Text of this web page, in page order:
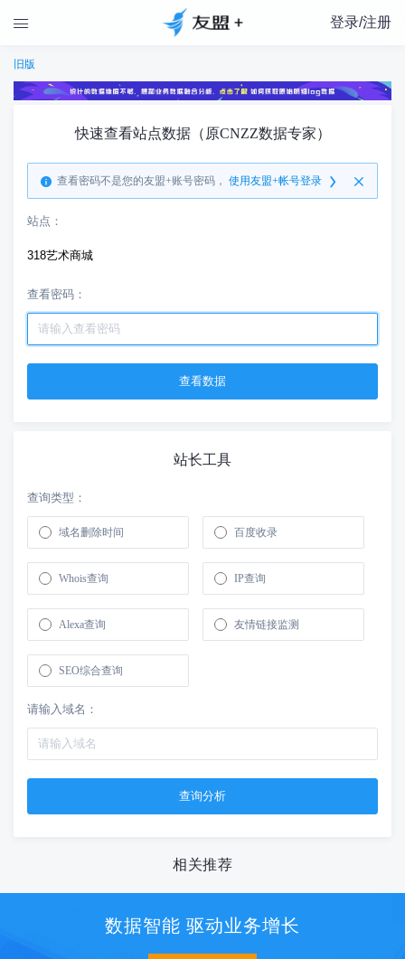
 登录/注册
旧版
快速查看站点数据（原CNZZ数据专家）
查看密码不是您的友盟+账号密码， 使用友盟+帐号登录
站点：
318艺术商城
查看密码：
站长工具
查询类型：
域名删除时间 百度收录
Whois查询 IP查询
Alexa查询 友情链接监测
SEO综合查询
请输入域名：
相关推荐
数据智能 驱动业务增长